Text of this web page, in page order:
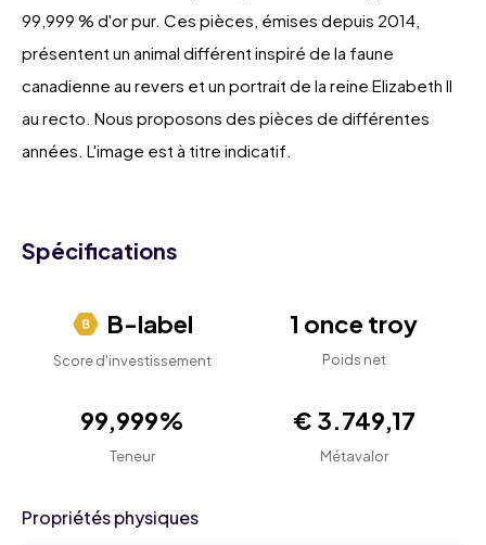
99,999 % d'or pur. Ces pièces, émises depuis 2014,
présentent un animal différent inspiré de la faune
canadienne au revers et un portrait de la reine Elizabeth II
au recto. Nous proposons des pièces de différentes
années. L'image est à titre indicatif.
Spécifications
B-label
Score d'investissement
1 once troy
Poids net
99,999%
Teneur
€ 3.749,17
Métavalor
Propriétés physiques